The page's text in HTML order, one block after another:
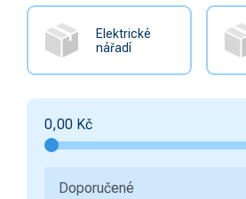
Elektrické
nářadí
0,00 Kč